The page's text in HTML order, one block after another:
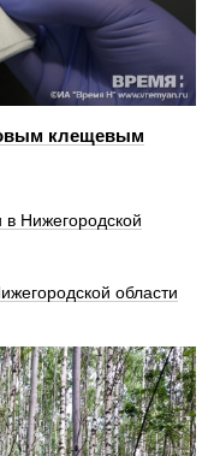
клещевым
Нижегородской
области